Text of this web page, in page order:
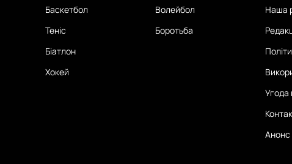
Баскетбол
Теніс
Біатлон
Хокей
Волейбол
Боротьба
Наша
Угода
Анонс